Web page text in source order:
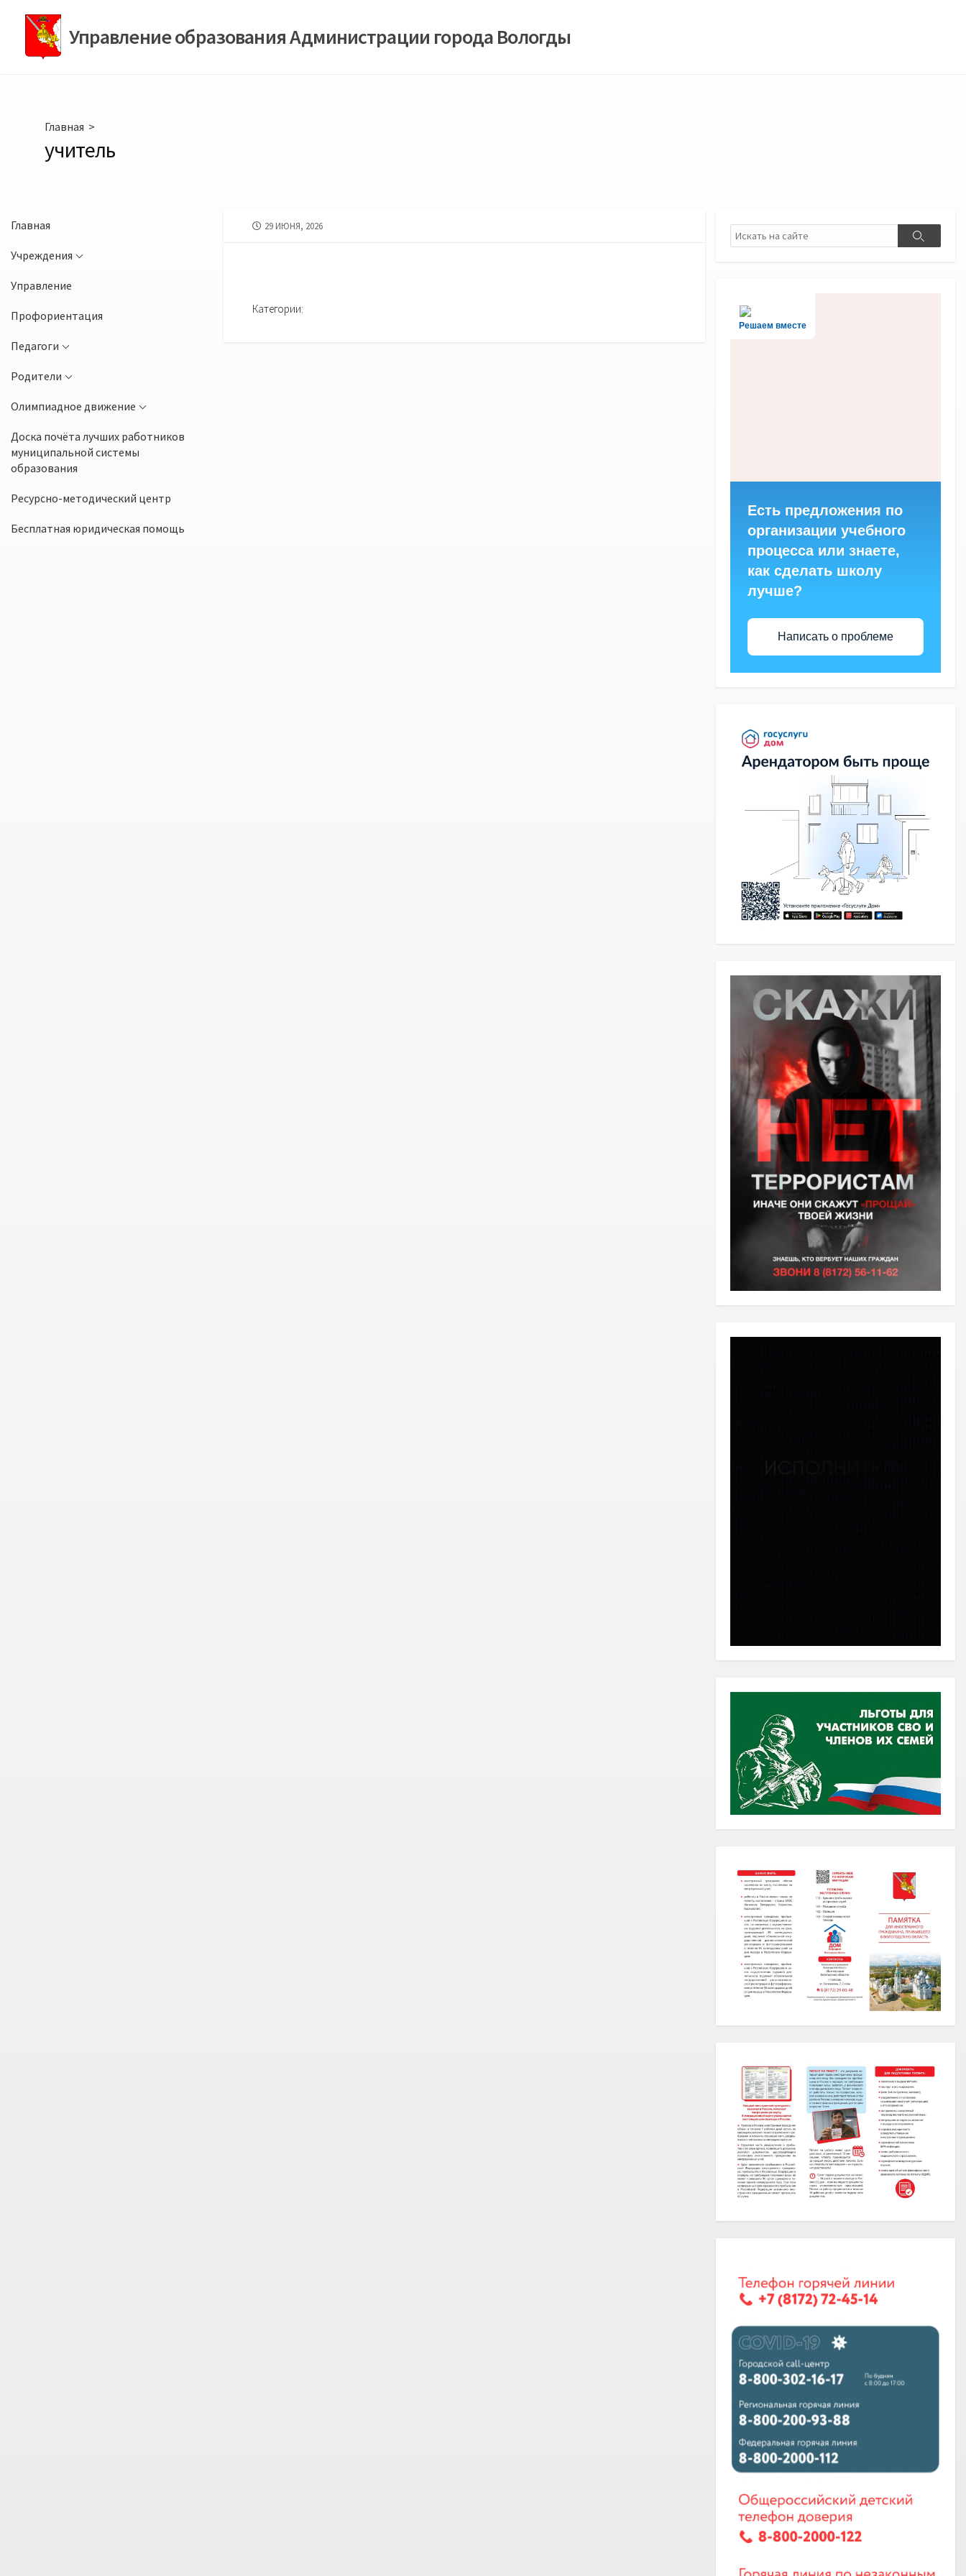
содержимомуУправление образования Администрации города Вологды
Главная >
учитель
Главная
Учреждения
Управление
Профориентация
Педагоги
Родители
Олимпиадное движение
Доска почёта лучших работников
муниципальной системы
образования
Ресурсно-методический центр
Бесплатная юридическая помощь
ДАТА
29 ИЮНЯ, 2026
Категории:
Поиск
Поиск
Решаем вместе
Есть предложения по
организации учебного
процесса или знаете,
как сделать школу
лучше?
Написать о проблеме